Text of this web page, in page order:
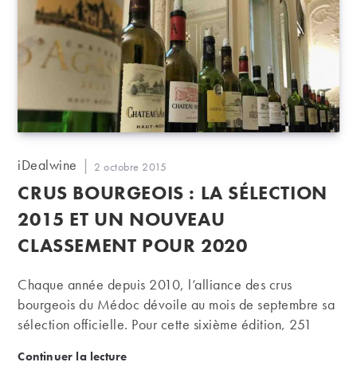
Auteur/autrice
la
publication :
iDealwine
Publication
publiée :
2 octobre 2015
CRUS BOURGEOIS : LA SÉLECTION
2015 ET UN NOUVEAU
CLASSEMENT POUR 2020
Chaque année depuis 2010, l’alliance des crus
bourgeois du Médoc dévoile au mois de septembre sa
sélection officielle. Pour cette sixième édition, 251
représentent l’équivalent de 20 millions de bouteilles,
Continuer la lectureCrus Bourgeois : la sélection 2015 et un nouveau